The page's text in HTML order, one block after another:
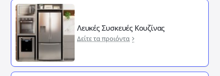
Λευκές Συσκευές Κουζίνας
Δείτε τα προιόντα